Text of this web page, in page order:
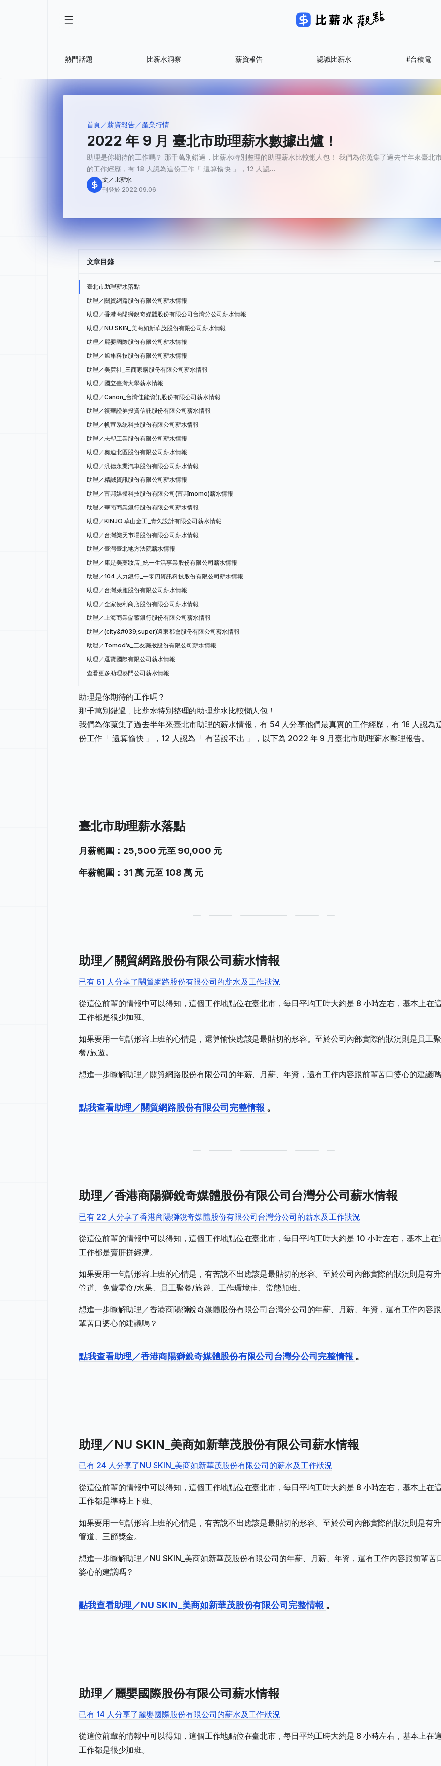
熱門話題 比薪水洞察 薪資報告 認識比薪水 #台積電
首頁 薪資報告 產業行情
2022 年 9 月 臺北市助理薪水數據出爐！
助理是你期待的工作嗎？ 那千萬別錯過，比薪水特別整理的助理薪水比較懶人包！ 我們為你蒐集了過去半年來臺北
的工作經歷，有 18 人認為這份工作「 還算愉快 」，12 人認...
文／比薪水
刊登於 2022.09.06
文章目錄
臺北市助理薪水落點
助理／關貿網路股份有限公司薪水情報
助理／香港商陽獅銳奇媒體股份有限公司台灣分公司薪水情報
助理／NU SKIN_美商如新華茂股份有限公司薪水情報
助理／麗嬰國際股份有限公司薪水情報
助理／旭隼科技股份有限公司薪水情報
助理／美廉社_三商家購股份有限公司薪水情報
助理／國立臺灣大學薪水情報
助理／Canon_台灣佳能資訊股份有限公司薪水情報
助理／復華證券投資信託股份有限公司薪水情報
助理／帆宣系統科技股份有限公司薪水情報
助理／志聖工業股份有限公司薪水情報
助理／奧迪北區股份有限公司薪水情報
助理／汎德永業汽車股份有限公司薪水情報
助理／精誠資訊股份有限公司薪水情報
助理／富邦媒體科技股份有限公司(富邦momo)薪水情報
助理／華南商業銀行股份有限公司薪水情報
助理／KINJO 草山金工_青久設計有限公司薪水情報
助理／台灣樂天市場股份有限公司薪水情報
助理／臺灣臺北地方法院薪水情報
助理／康是美藥妝店_統一生活事業股份有限公司薪水情報
助理／104 人力銀行_一零四資訊科技股份有限公司薪水情報
助理／台灣萊雅股份有限公司薪水情報
助理／全家便利商店股份有限公司薪水情報
助理／上海商業儲蓄銀行股份有限公司薪水情報
助理／(city&#039;super)遠東都會股份有限公司薪水情報
助理／Tomod‘s_三友藥妝股份有限公司薪水情報
助理／逗寶國際有限公司薪水情報
查看更多助理熱門公司薪水情報
助理是你期待的工作嗎？
那千萬別錯過，比薪水特別整理的助理薪水比較懶人包！
我們為你蒐集了過去半年來臺北市助理的薪水情報，有 54 人分享他們最真實的工作經歷，有 18 人認為
份工作「 還算愉快 」，12 人認為「 有苦說不出 」，以下為 2022 年 9 月臺北市助理薪水整理報告。
臺北市助理薪水落點
月薪範圍：25,500 元至 90,000 元
年薪範圍：31 萬 元至 108 萬 元
助理／關貿網路股份有限公司薪水情報
已有 61 人分享了關貿網路股份有限公司的薪水及工作狀況
從這位前輩的情報中可以得知，這個工作地點位在臺北市，每日平均工時大約是 8 小時左右，基本上在
工作都是很少加班。
如果要用一句話形容上班的心情是，還算愉快應該是最貼切的形容。至於公司內部實際的狀況則是員工聚
餐/旅遊。
想進一步瞭解助理／關貿網路股份有限公司的年薪、月薪、年資，還有工作內容跟前輩苦口婆心的建議
點我查看助理／關貿網路股份有限公司完整情報 。
助理／香港商陽獅銳奇媒體股份有限公司台灣分公司薪水情報
已有 22 人分享了香港商陽獅銳奇媒體股份有限公司台灣分公司的薪水及工作狀況
從這位前輩的情報中可以得知，這個工作地點位在臺北市，每日平均工時大約是 10 小時左右，基本上在
工作都是賣肝拼經濟。
如果要用一句話形容上班的心情是，有苦說不出應該是最貼切的形容。至於公司內部實際的狀況則是有
管道、免費零食/水果、員工聚餐/旅遊、工作環境佳、常態加班。
想進一步瞭解助理／香港商陽獅銳奇媒體股份有限公司台灣分公司的年薪、月薪、年資，還有工作內容
輩苦口婆心的建議嗎？
點我查看助理／香港商陽獅銳奇媒體股份有限公司台灣分公司完整情報 。
助理／NU SKIN_美商如新華茂股份有限公司薪水情報
已有 24 人分享了NU SKIN_美商如新華茂股份有限公司的薪水及工作狀況
從這位前輩的情報中可以得知，這個工作地點位在臺北市，每日平均工時大約是 8 小時左右，基本上在
工作都是準時上下班。
如果要用一句話形容上班的心情是，有苦說不出應該是最貼切的形容。至於公司內部實際的狀況則是有
管道、三節獎金。
想進一步瞭解助理／NU SKIN_美商如新華茂股份有限公司的年薪、月薪、年資，還有工作內容跟前輩苦
婆心的建議嗎？
點我查看助理／NU SKIN_美商如新華茂股份有限公司完整情報 。
助理／麗嬰國際股份有限公司薪水情報
已有 14 人分享了麗嬰國際股份有限公司的薪水及工作狀況
從這位前輩的情報中可以得知，這個工作地點位在臺北市，每日平均工時大約是 8 小時左右，基本上在
工作都是很少加班。